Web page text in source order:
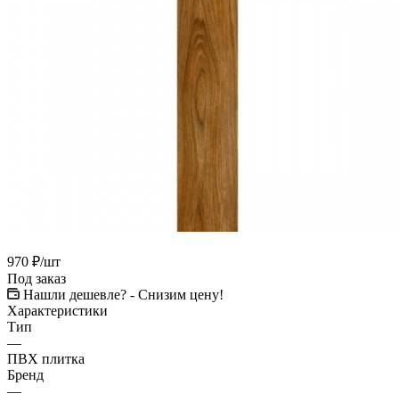
970 ₽/шт
Под заказ
Нашли дешевле? - Снизим цену!
Характеристики
Тип
—
ПВХ плитка
Бренд
—